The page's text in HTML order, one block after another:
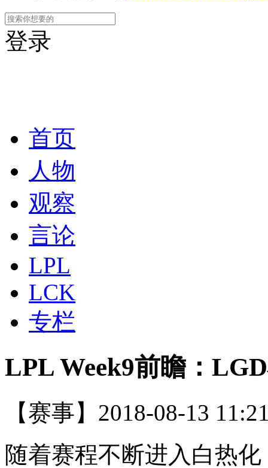
登录
首页
人物
观察
言论
LPL
LCK
专栏
LPL Week9前瞻：
【赛事】 2018-08-13
随着赛程不断进入白热